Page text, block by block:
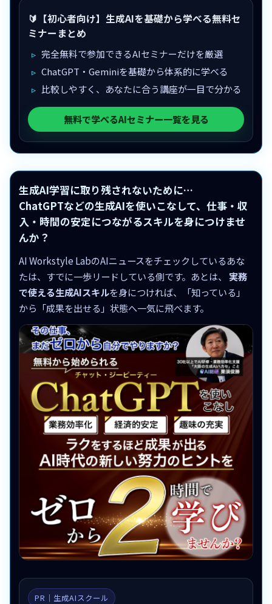
🔰【初心者向け】生成AIを基礎から学べる無料セ
ミナーまとめ
完全無料で参加できるAIセミナーだけを厳選
ChatGPT・Geminiを基礎から体系的に学べる
比較しやすく、あなたに合う講座が一目で分かる
無料で学べるAIセミナー一覧を見る
生成AI学習に取り残されないために…
ChatGPTなどの生成AIを使いこなして、仕事・収
入・時間の安定につながるスキルを身につけませ
んか？
AI Workstyle LabのAIニュースをチェックしているあな
たは、すでに一歩リードしている側です。あとは、 実務
で使える生成AIスキルを身につければ、「知っている」
から「成果を出せる」状態へ一気に飛べます。
PR｜生成AIスクール